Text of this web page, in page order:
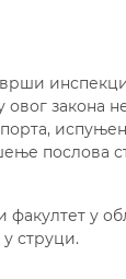
овог закона
послова
у
струци.